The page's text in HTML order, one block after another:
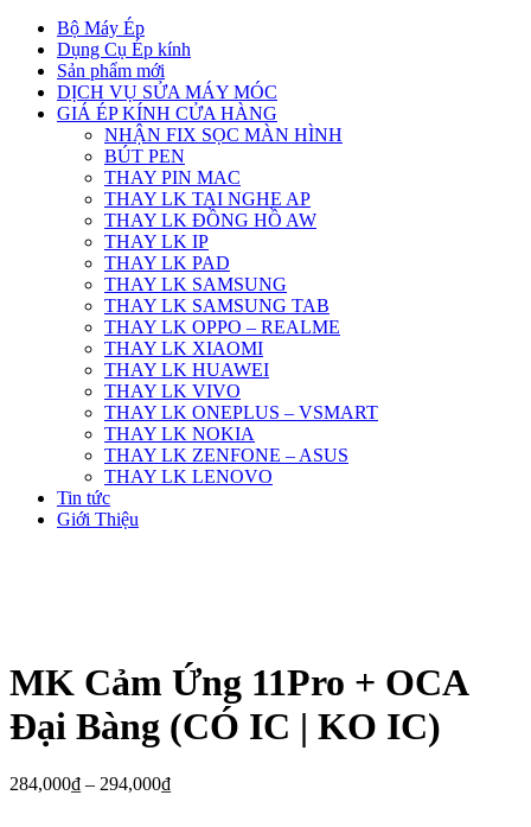
Bộ Máy Ép
Dụng Cụ Ép kính
Sản phẩm mới
DỊCH VỤ SỬA MÁY MÓC
GIÁ ÉP KÍNH CỬA HÀNG
NHẬN FIX SỌC MÀN HÌNH
BÚT PEN
THAY PIN MAC
THAY LK TAI NGHE AP
THAY LK ĐỒNG HỒ AW
THAY LK IP
THAY LK PAD
THAY LK SAMSUNG
THAY LK SAMSUNG TAB
THAY LK OPPO – REALME
THAY LK XIAOMI
THAY LK HUAWEI
THAY LK VIVO
THAY LK ONEPLUS – VSMART
THAY LK NOKIA
THAY LK ZENFONE – ASUS
THAY LK LENOVO
Tin tức
Giới Thiệu
MK Cảm Ứng 11Pro + OCA
Đại Bàng (CÓ IC | KO IC)
284,000₫ – 294,000₫